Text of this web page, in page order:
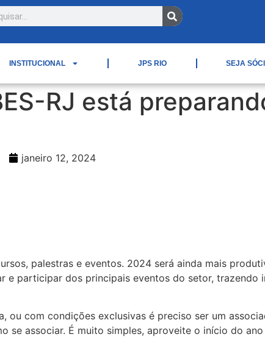
INSTITUCIONAL JPS RIO SEJA
RJ está
janeiro 12, 2024
palestras e eventos. 2024 será ainda mais
e participar dos principais eventos do setor, trazendo
com condições exclusivas é preciso ser um
se associar. É muito simples, aproveite o início do